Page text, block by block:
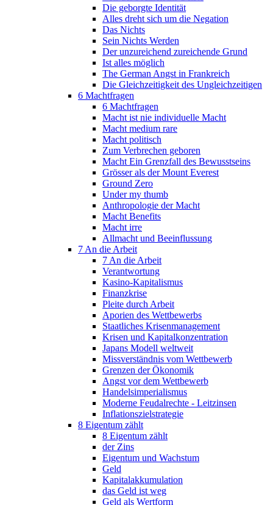
Die geborgte Identität
Alles dreht sich um die Negation
Das Nichts
Sein Nichts Werden
Der unzureichend zureichende Grund
Ist alles möglich
The German Angst in Frankreich
Die Gleichzeitigkeit des Ungleichzeitigen
6 Machtfragen
6 Machtfragen
Macht ist nie individuelle Macht
Macht medium rare
Macht politisch
Zum Verbrechen geboren
Macht Ein Grenzfall des Bewusstseins
Grösser als der Mount Everest
Ground Zero
Under my thumb
Anthropologie der Macht
Macht Benefits
Macht irre
Allmacht und Beeinflussung
7 An die Arbeit
7 An die Arbeit
Verantwortung
Kasino-Kapitalismus
Finanzkrise
Pleite durch Arbeit
Aporien des Wettbewerbs
Staatliches Krisenmanagement
Krisen und Kapitalkonzentration
Japans Modell weltweit
Missverständnis vom Wettbewerb
Grenzen der Ökonomik
Angst vor dem Wettbewerb
Handelsimperialismus
Moderne Feudalrechte - Leitzinsen
Inflationszielstrategie
8 Eigentum zählt
8 Eigentum zählt
der Zins
Eigentum und Wachstum
Geld
Kapitalakkumulation
das Geld ist weg
Geld als Wertform